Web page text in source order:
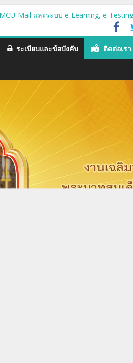
งที่ ๒/๒๕๖๗
Mail และระบบ e-Learning, e-
ะวันบูรพาจารย์
ระเบียบและข้อบังคับ ติดต่อเรา